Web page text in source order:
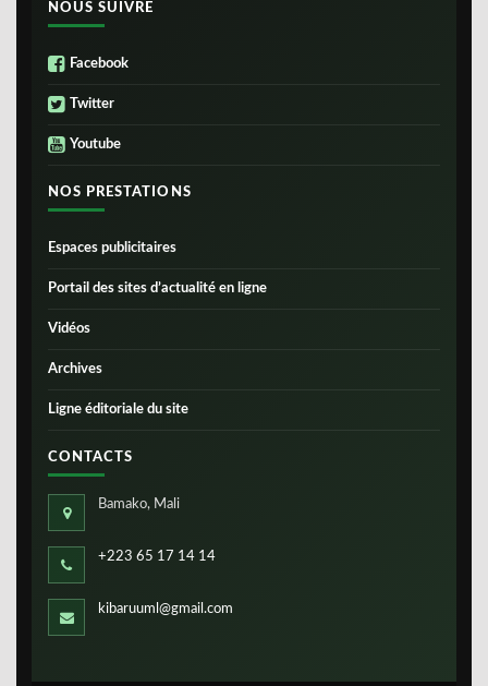
NOUS SUIVRE
Facebook
Twitter
Youtube
NOS PRESTATIONS
Espaces publicitaires
Portail des sites d’actualité en ligne
Vidéos
Archives
Ligne éditoriale du site
CONTACTS
Bamako, Mali
+223 65 17 14 14
kibaruuml@gmail.com